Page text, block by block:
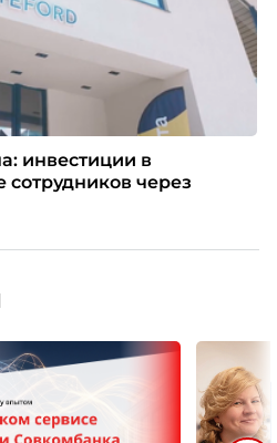
инвестиции в
сотрудников через